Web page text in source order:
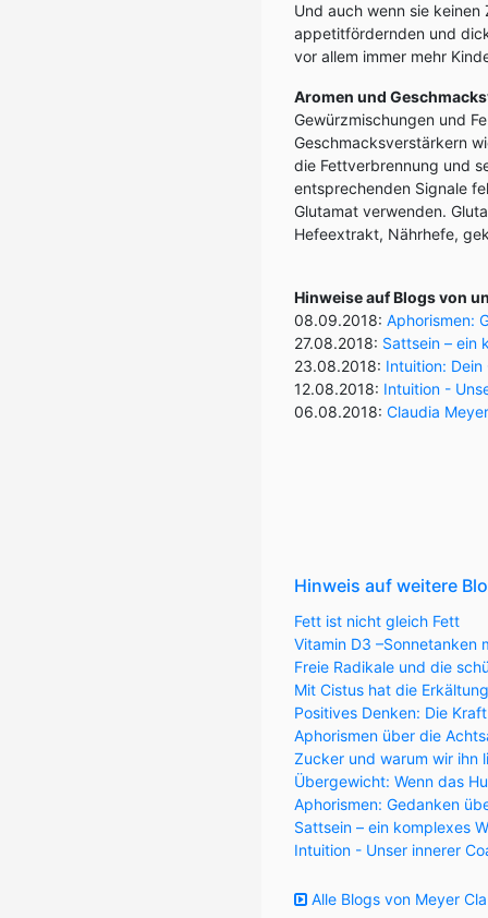
Und auch wenn sie
appetitfördernden und
vor allem immer mehr
Aromen und
Gewürzmischungen und
Geschmacksverstärkern
die Fettverbrennung und
entsprechenden Signale
Glutamat verwenden.
Hefeextrakt, Nährhefe,
Hinweise auf Blogs von
08.09.2018: Aphorismen:
27.08.2018: Sattsein – ein
23.08.2018: Intuition:
12.08.2018: Intuition -
06.08.2018: Claudia
Hinweis auf weitere
Fett ist nicht gleich Fett
Vitamin D3 –Sonnetanken
Freie Radikale und die
Mit Cistus hat die
Positives Denken: Die
Aphorismen über die
Zucker und warum wir ihn
Übergewicht: Wenn das
Aphorismen: Gedanken
Sattsein – ein komplexes
Intuition - Unser innerer
Alle Blogs von Meyer